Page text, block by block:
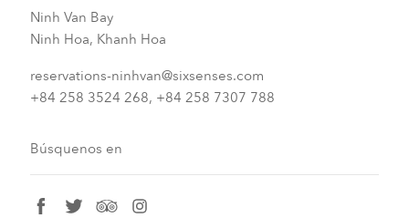
Ninh Van Bay
Ninh Hoa, Khanh Hoa
reservations-ninhvan@sixsenses.com
+84 258 3524 268, +84 258 7307 788
Búsquenos en
facebook
twitter tripadvisor